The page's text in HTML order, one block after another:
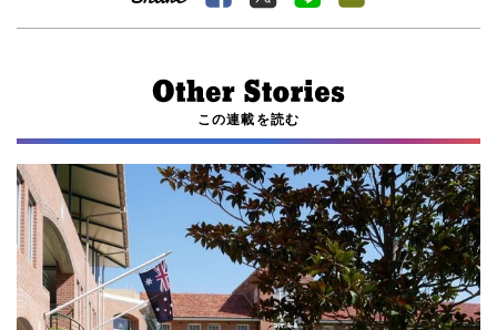
この連載を読む